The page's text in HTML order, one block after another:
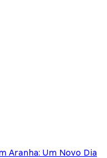
Aranha: Um Novo Dia